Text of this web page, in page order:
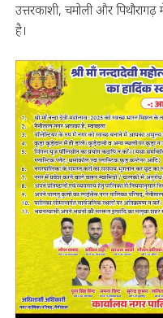
उत्तरकाशी, चमोली और
है।